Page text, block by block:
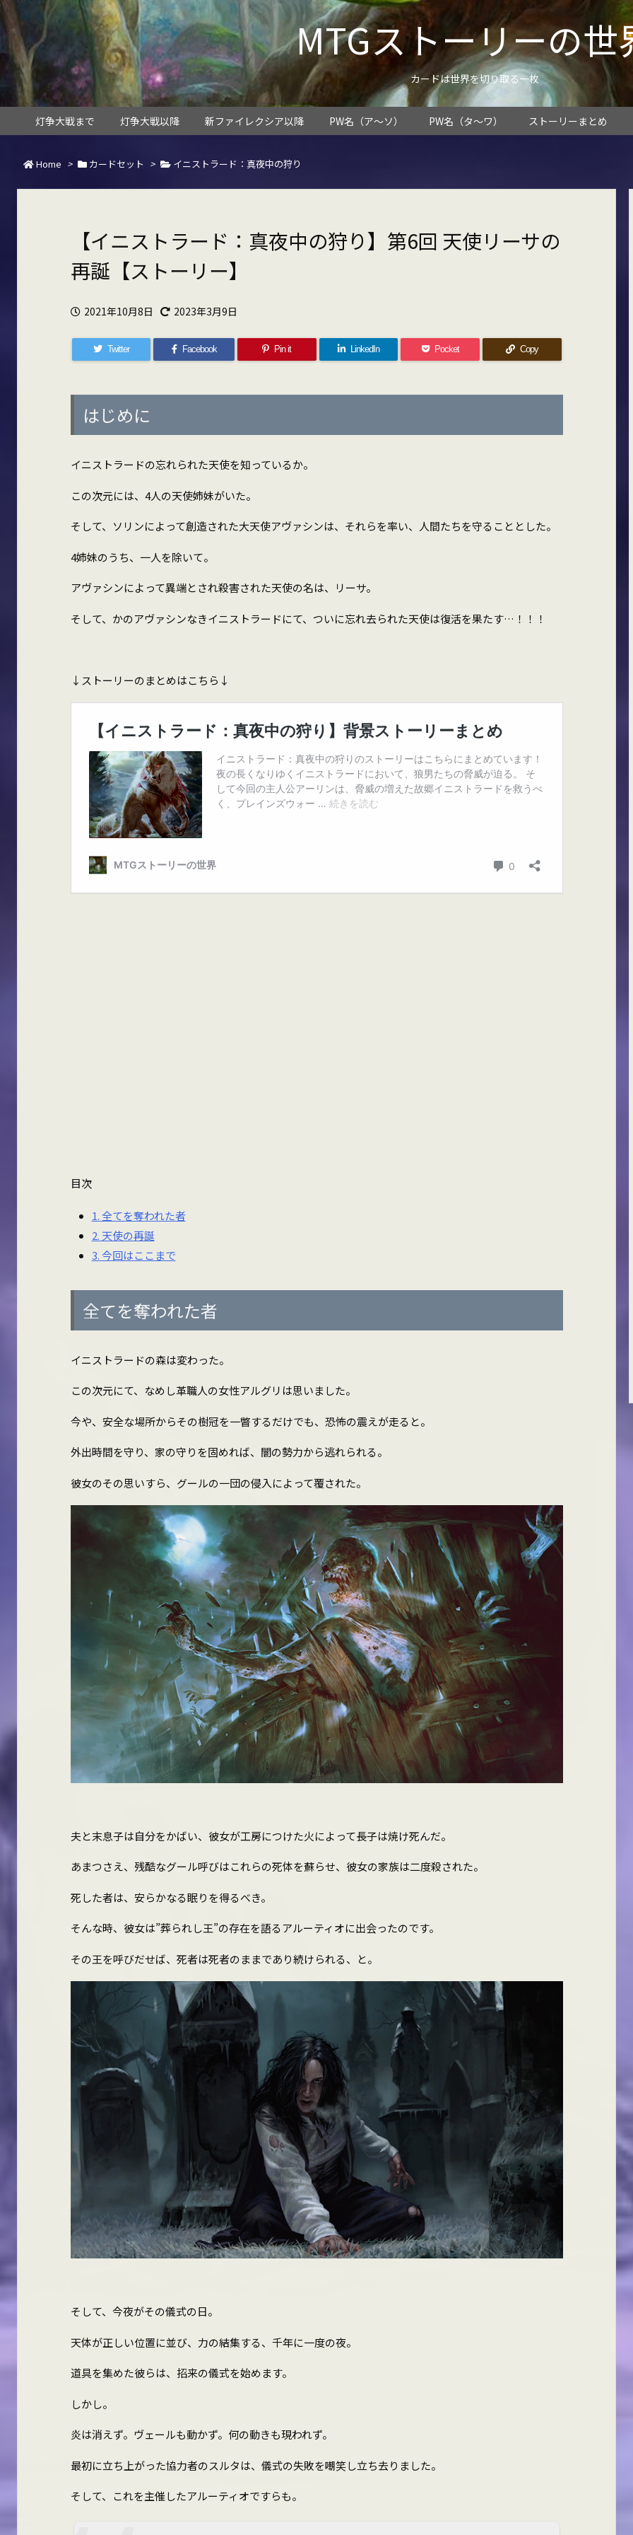
MTGストーリーの世
カードは世界を切り取る一枚
灯争大戦まで 灯争大戦以降 新ファイレクシア以降 PW名（ア～ソ） PW名（タ～ワ） ストーリーまとめ
Home > カードセット > イニストラード：真夜中の狩り
【イニストラード：真夜中の狩り】第6回 天使リーサの
再誕【ストーリー】
2021年10月8日 2023年3月9日
Twitter Facebook Pin it LinkedIn Pocket Copy
はじめに
イニストラードの忘れられた天使を知っているか。
この次元には、4人の天使姉妹がいた。
そして、ソリンによって創造された大天使アヴァシンは、それらを率い、人間たちを守ることとした。
4姉妹のうち、一人を除いて。
アヴァシンによって異端とされ殺害された天使の名は、リーサ。
そして、かのアヴァシンなきイニストラードにて、ついに忘れ去られた天使は復活を果たす…！！！
↓ストーリーのまとめはこちら↓
目次
1.全てを奪われた者
2. 天使の再誕
3.今回はここまで
全てを奪われた者
イニストラードの森は変わった。
この次元にて、なめし革職人の女性アルグリは思いました。
今や、安全な場所からその樹冠を一瞥するだけでも、恐怖の震えが走ると。
外出時間を守り、家の守りを固めれば、闇の勢力から逃れられる。
彼女のその思いすら、グールの一団の侵入によって覆された。
夫と末息子は自分をかばい、彼女が工房につけた火によって長子は焼け死んだ。
あまつさえ、残酷なグール呼びはこれらの死体を蘇らせ、彼女の家族は二度殺された。
死した者は、安らかなる眠りを得るべき。
そんな時、彼女は”葬られし王”の存在を語るアルーティオに出会ったのです。
その王を呼びだせば、死者は死者のままであり続けられる、と。
そして、今夜がその儀式の日。
天体が正しい位置に並び、力の結集する、千年に一度の夜。
道具を集めた彼らは、招来の儀式を始めます。
しかし。
炎は消えず。ヴェールも動かず。何の動きも現われず。
最初に立ち上がった協力者のスルタは、儀式の失敗を嘲笑し立ち去りました。
そして、これを主催したアルーティオですらも。